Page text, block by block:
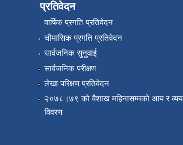
प्रतिवेदन
वार्षिक प्रगति प्रतिवेदन
चौमासिक प्रगति प्रतिवेदन
सार्वजनिक सुनुवाई
सार्वजनिक परीक्षण
लेखा परिक्षण प्रतिवेदन
२०७८।७९ को वैशाख महिनासम्मको आय र व्यय
विवरण